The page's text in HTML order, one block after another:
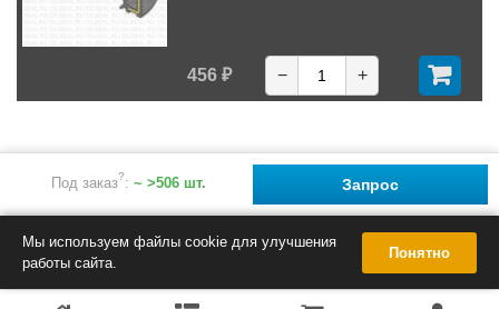
Под заказ?: ~ >506 шт. Запрос
456 ₽ − +
Мы используем файлы cookie для улучшения
работы сайта.
Понятно